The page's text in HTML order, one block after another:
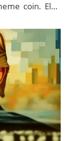
coin. Elon